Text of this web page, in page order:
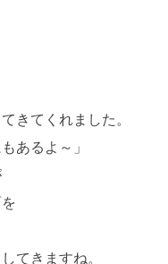
きてくれました。
あるよ～」
てきますね。